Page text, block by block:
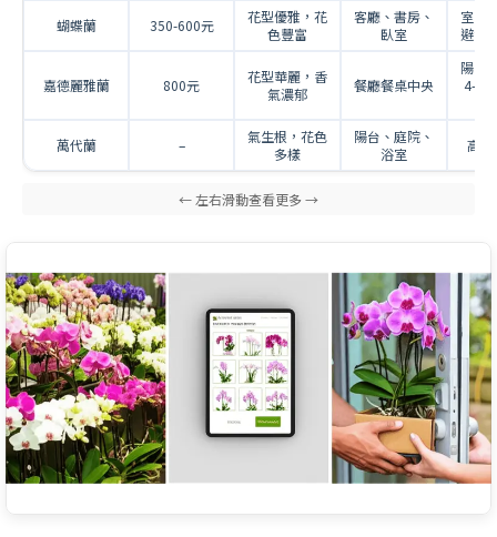
蝴蝶蘭 350-600元
花型優雅，花
色豐富
客廳、書房、
臥室
室內
避免
嘉德麗雅蘭 800元
花型華麗，香
氣濃郁
餐廳餐桌中央
陽台
4-6
萬代蘭 –
氣生根，花色
多樣
陽台、庭院、
浴室
高濕